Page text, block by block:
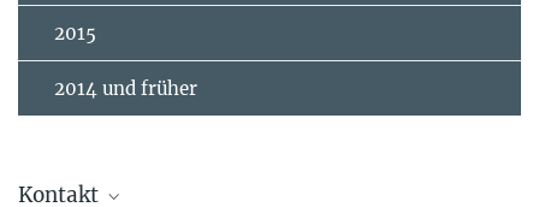
2015
2014 und früher
Kontakt